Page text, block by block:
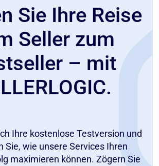
Sie Ihre Reise
Seller zum
– mit
Ihre kostenlose Testversion und
Sie, wie unsere Services Ihren
maximieren können. Zögern Sie